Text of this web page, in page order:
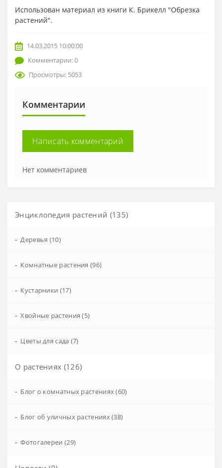
Использован материал из книги К. Брикелл "Обрезка
растений".
14.03.2015 10:00:00
Комментарии: 0
Просмотры: 5053
Комментарии
Написать комментарий
Нет комментариев
Энциклопедия растений (135)
- Деревья (10)
- Комнатные растения (96)
- Кустарники (17)
- Хвойные растения (5)
- Цветы для сада (7)
О растениях (126)
- Блог о комнатных растениях (60)
- Блог об уличных растениях (38)
- Фотогалереи (29)